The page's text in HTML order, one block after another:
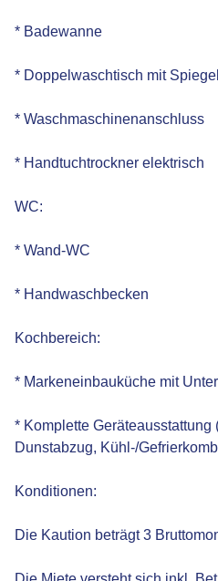
* Badewanne
* Doppelwaschtisch mit Spiegel
* Waschmaschinenanschluss
* Handtuchtrockner elektrisch
WC:
* Wand-WC
* Handwaschbecken
Kochbereich:
* Markeneinbauküche mit
* Komplette Geräteausstattung
Dunstabzug, Kühl-/
Konditionen:
Die Kaution beträgt 3